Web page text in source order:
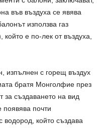
във въздуха се явява
използва газ
е по-лек от въздуха,
изпълнен с горещ въздух
братя Монголфие през
за създаването на вид
появява почти
който създава